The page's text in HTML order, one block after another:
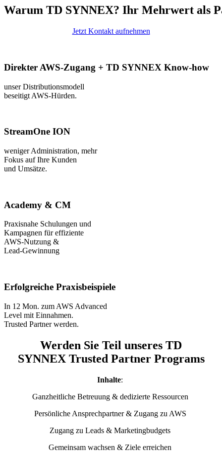
Warum TD SYNNEX? Ihr Mehrwert als
Jetzt Kontakt aufnehmen
Direkter AWS-Zugang + TD SYNNEX Know‑how
unser Distributionsmodell
beseitigt AWS-Hürden.
StreamOne ION
wenigerAdministration, mehr
Fokus aufIhre Kunden
und Umsätze.
Academy & CM
Praxisnahe Schulungen und
Kampagnen für effiziente
AWS-Nutzung &
Lead-Gewinnung
Erfolgreiche Praxisbeispiele
In 12 Mon. zum AWS Advanced
Level mit Einnahmen.
Trusted Partner werden.
Werden Sie Teil unseres TD
SYNNEX Trusted Partner Programs
Inhalte:
Ganzheitliche Betreuung & dedizierte Ressourcen
Persönliche Ansprechpartner & Zugang zu AWS
Zugang zu Leads & Marketingbudgets
Gemeinsam wachsen & Ziele erreichen